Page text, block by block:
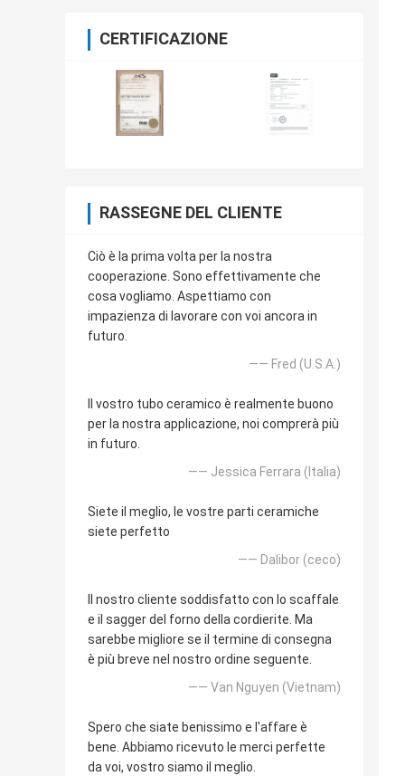
CERTIFICAZIONE
RASSEGNE DEL CLIENTE
Ciò è la prima volta per la nostra
cooperazione. Sono effettivamente che
cosa vogliamo. Aspettiamo con
impazienza di lavorare con voi ancora in
futuro.
—— Fred (U.S.A.)
Il vostro tubo ceramico è realmente buono
per la nostra applicazione, noi comprerà più
in futuro.
—— Jessica Ferrara (Italia)
Siete il meglio, le vostre parti ceramiche
siete perfetto
—— Dalibor (ceco)
Il nostro cliente soddisfatto con lo scaffale
e il sagger del forno della cordierite. Ma
sarebbe migliore se il termine di consegna
è più breve nel nostro ordine seguente.
—— Van Nguyen (Vietnam)
Spero che siate benissimo e l'affare è
bene. Abbiamo ricevuto le merci perfette
da voi, vostro siamo il meglio.